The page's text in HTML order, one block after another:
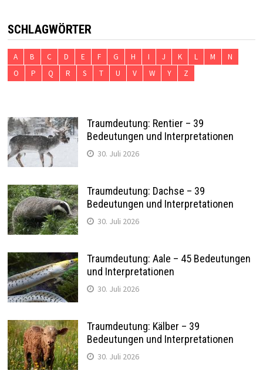
SCHLAGWÖRTER
A B C D E F G H I J K L M
N
O
P Q R S T U V W Y Z
Traumdeutung: Rentier – 39
Bedeutungen und Interpretationen
30. Juli 2026
Traumdeutung: Dachse – 39
Bedeutungen und Interpretationen
30. Juli 2026
Traumdeutung: Aale – 45 Bedeutungen
und Interpretationen
30. Juli 2026
Traumdeutung: Kälber – 39
Bedeutungen und Interpretationen
30. Juli 2026